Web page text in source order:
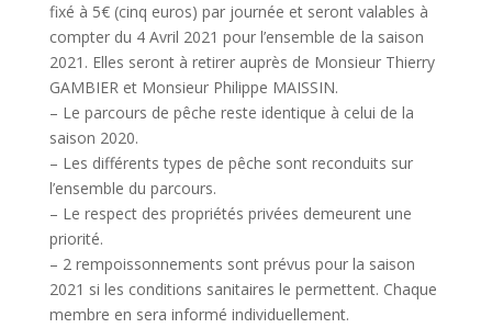
fixé à 5€ (cinq euros) par journée et seront valables à
compter du 4 Avril 2021 pour l’ensemble de la saison
2021. Elles seront à retirer auprès de Monsieur Thierry
GAMBIER et Monsieur Philippe MAISSIN.
– Le parcours de pêche reste identique à celui de la
saison 2020.
– Les différents types de pêche sont reconduits sur
l’ensemble du parcours.
– Le respect des propriétés privées demeurent une
priorité.
– 2 rempoissonnements sont prévus pour la saison
2021 si les conditions sanitaires le permettent. Chaque
membre en sera informé individuellement.